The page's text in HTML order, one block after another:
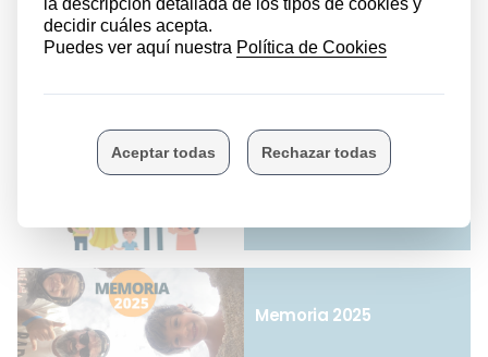
2026
Memoria 2025